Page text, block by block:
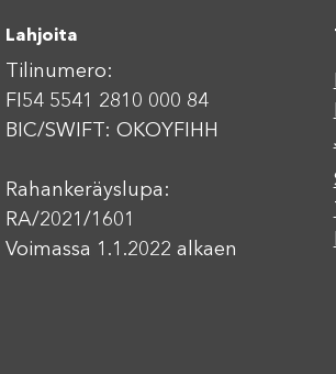
Lahjoita
Tilinumero:
FI54 5541 2810 000 84
BIC/SWIFT: OKOYFIHH
Rahankeräyslupa:
RA/2021/1601
Voimassa 1.1.2022 alkaen